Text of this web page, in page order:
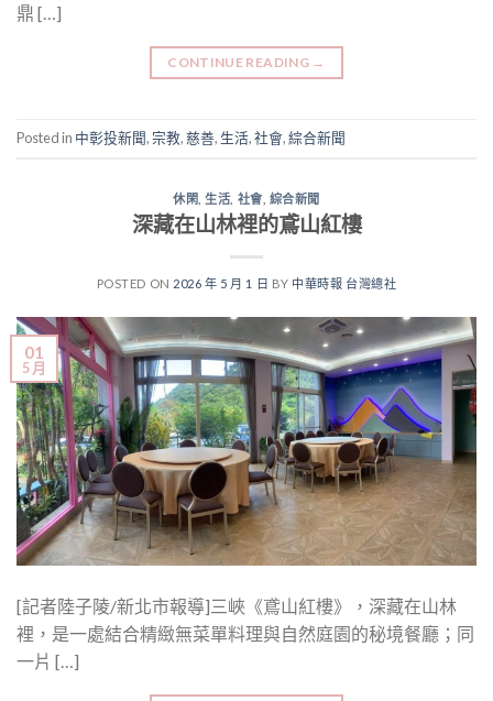
鼎 […]
CONTINUE READING →
Posted in 中彰投新聞,宗教,慈善,生活,社會,綜合新聞
休閑 ,生活 社會, 綜合新聞
深藏在山林裡的鳶山紅樓
POSTED ON 2026 年 5 月 1 日 BY 中華時報 台灣總社
01
5 月
[記者陸子陵/新北市報導]三峽《鳶山紅樓》，深藏在山林
裡，是一處結合精緻無菜單料理與自然庭園的秘境餐廳；同
一片 […]